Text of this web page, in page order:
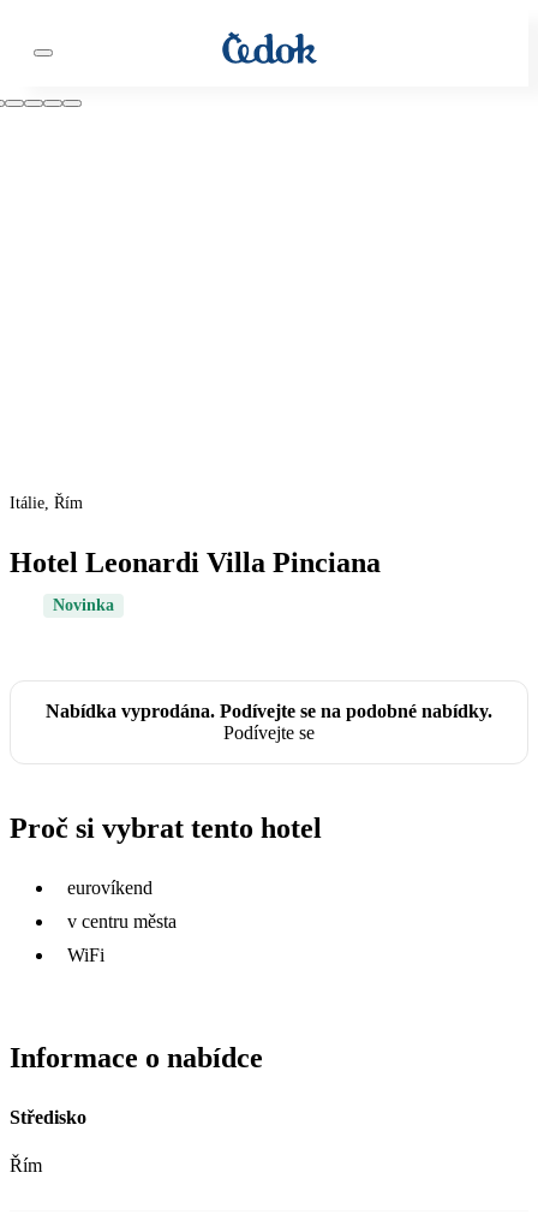
Itálie, Řím
Hotel Leonardi Villa Pinciana
Novinka
Nabídka vyprodána. Podívejte se na podobné nabídky.
Podívejte se
Proč si vybrat tento hotel
eurovíkend
v centru města
WiFi
Informace o nabídce
Středisko
Řím